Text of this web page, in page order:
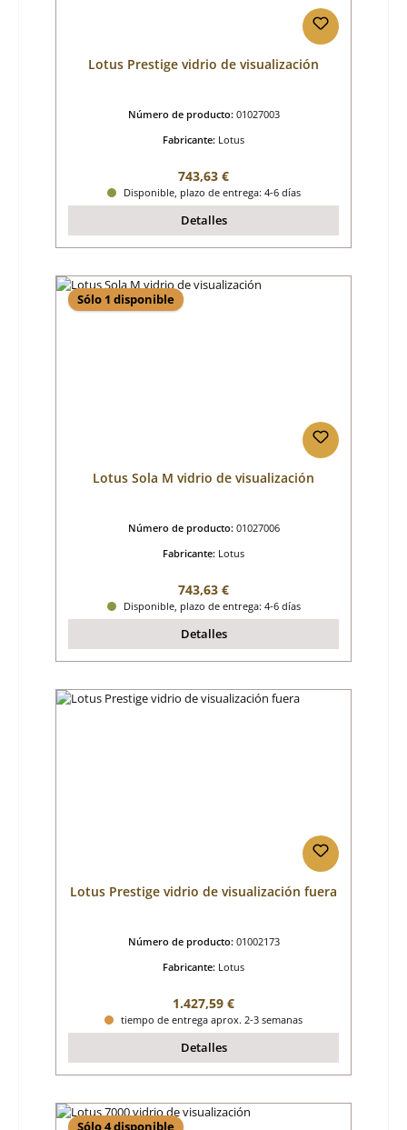
Lotus Prestige vidrio de visualización
Número de producto: 01027003
Fabricante: Lotus
Precio normal:
743,63 €
Disponible, plazo de entrega: 4-6 días
Detalles
Sólo 1 disponible
Lotus Sola M vidrio de visualización
Número de producto: 01027006
Fabricante: Lotus
Precio normal:
743,63 €
Disponible, plazo de entrega: 4-6 días
Detalles
Lotus Prestige vidrio de visualización fuera
Número de producto: 01002173
Fabricante: Lotus
Precio normal:
1.427,59 €
tiempo de entrega aprox. 2-3 semanas
Detalles
Sólo 4 disponible